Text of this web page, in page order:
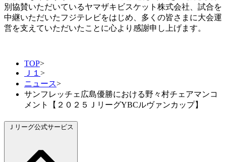
別協賛いただいているヤマザキビスケット株式会社、試合を
中継いただいたフジテレビをはじめ、多くの皆さまに大会運
営を支えていただいたことに心より感謝申し上げます。
TOP>
Ｊ１ >
ニュース>
サンフレッチェ広島優勝における野々村チェアマンコ
メント【２０２５ＪリーグYBCルヴァンカップ】
Ｊリーグ公式サービス